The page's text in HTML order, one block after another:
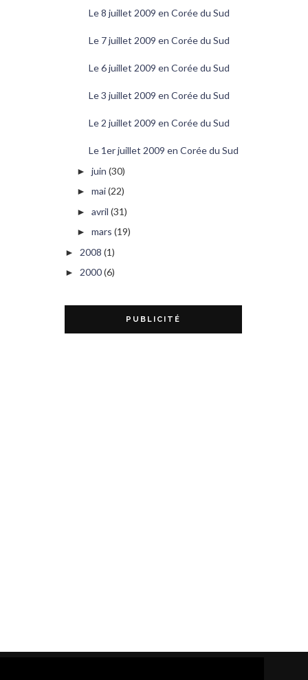
Le 8 juillet 2009 en Corée du Sud
Le 7 juillet 2009 en Corée du Sud
Le 6 juillet 2009 en Corée du Sud
Le 3 juillet 2009 en Corée du Sud
Le 2 juillet 2009 en Corée du Sud
Le 1er juillet 2009 en Corée du Sud
► juin (30)
► mai(22)
► avril (31)
► mars (19)
► 2008 (1)
► 2000(6)
PUBLICITÉ